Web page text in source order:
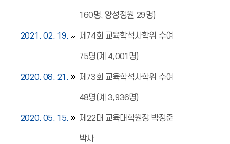
160명, 양성정원 29명)
2021. 02. 19. 제74회 교육학석사학위 수여
75명(계 4,001명)
2020. 08. 21. 제73회 교육학석사학위 수여
48명(계 3,936명)
2020. 05. 15. 제22대 교육대학원장 박정준
박사